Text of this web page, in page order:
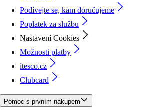
Podívejte se, kam doručujeme
Poplatek za službu
Nastavení Cookies
Možnosti platby
itesco.cz
Clubcard
Pomoc s prvním nákupem